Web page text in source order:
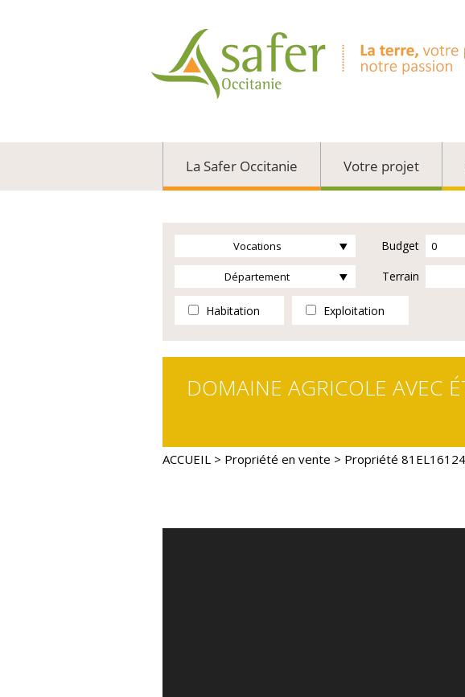
La Safer Occitanie Votre projet
Vocations
Département
Budget
Terrain
Habitation Exploitation
DOMAINE AGRICOLE AVEC
ACCUEIL > Propriété en vente > Propriété 81EL16124